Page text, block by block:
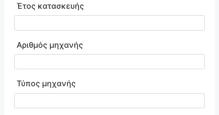
Έτος κατασκευής
Αριθμός μηχανής
Τύπος μηχανής